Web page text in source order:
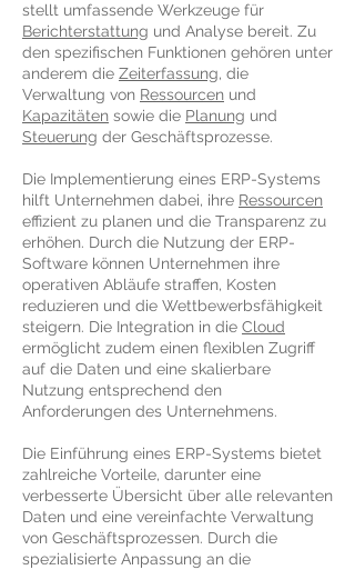
stellt umfassende Werkzeuge für
Berichterstattung und Analyse bereit. Zu
den spezifischen Funktionen gehören unter
anderem die Zeiterfassung, die
Verwaltung von Ressourcen und
Kapazitäten sowie die Planung und
Steuerung der Geschäftsprozesse.
Die Implementierung eines ERP-Systems
hilft Unternehmen dabei, ihre Ressourcen
effizient zu planen und die Transparenz zu
erhöhen. Durch die Nutzung der ERP-
Software können Unternehmen ihre
operativen Abläufe straffen, Kosten
reduzieren und die Wettbewerbsfähigkeit
steigern. Die Integration in die Cloud
ermöglicht zudem einen flexiblen Zugriff
auf die Daten und eine skalierbare
Nutzung entsprechend den
Anforderungen des Unternehmens.
Die Einführung eines ERP-Systems bietet
zahlreiche Vorteile, darunter eine
verbesserte Übersicht über alle relevanten
Daten und eine vereinfachte Verwaltung
von Geschäftsprozessen. Durch die
spezialisierte Anpassung an die